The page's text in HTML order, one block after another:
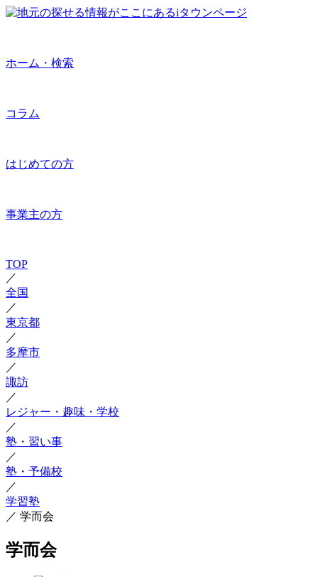
ホーム・検索
コラム
はじめての方
事業主の方
TOP
／
全国
／
東京都
／
多摩市
／
諏訪
／
レジャー・趣味・学校
／
塾・習い事
／
塾・予備校
／
学習塾
／ 学而会
学而会